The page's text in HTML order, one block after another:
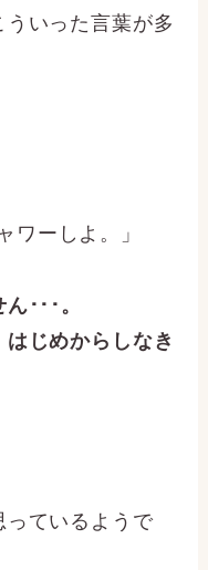
いった言葉が多
ワーしよ。」
･･･。
じめからしなき
っているようで